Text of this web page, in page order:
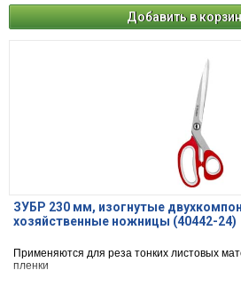
Добавить в
ЗУБР 230 мм, изогнутые
хозяйственные ножницы (40442-24)
Применяются для реза тонких листовых
пленки